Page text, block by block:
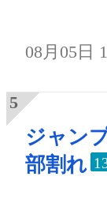
08月05日
ジャン
部割れ